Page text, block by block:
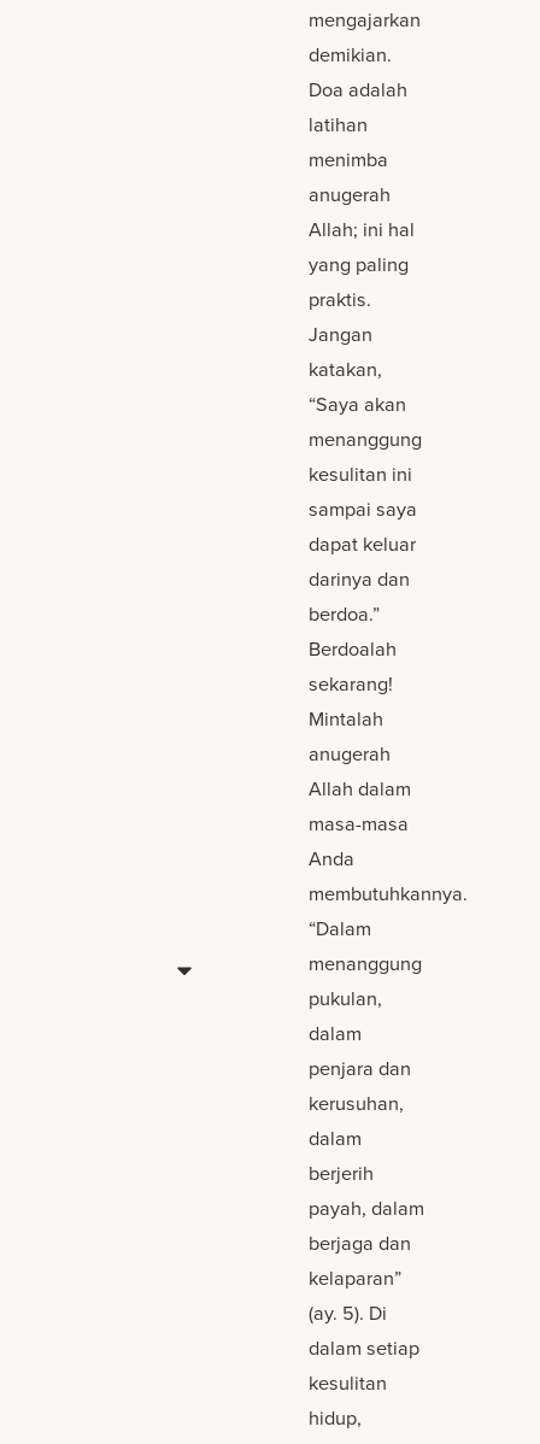
mengajarkan
demikian.
Doa adalah
latihan
menimba
anugerah
Allah; ini hal
yang paling
praktis.
Jangan
katakan,
“Saya akan
menanggung
kesulitan ini
sampai saya
dapat keluar
darinya dan
berdoa.”
Berdoalah
sekarang!
Mintalah
anugerah
Allah dalam
masa-masa
Anda
membutuhkannya.
“Dalam
menanggung
pukulan,
dalam
penjara dan
kerusuhan,
dalam
berjerih
payah, dalam
berjaga dan
kelaparan”
(ay. 5). Di
dalam setiap
kesulitan
hidup,